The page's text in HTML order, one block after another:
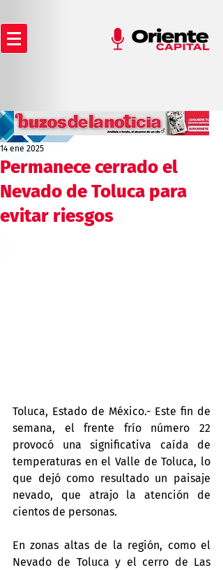
Permanece cerrado el
Nevado de Toluca para
evitar riesgos
14 ene 2025
Toluca, Estado de México.- Este fin de
semana, el frente frío número 22
provocó una significativa caída de
temperaturas en el Valle de Toluca, lo
que dejó como resultado un paisaje
nevado, que atrajo la atención de
cientos de personas.
En zonas altas de la región, como el
Nevado de Toluca y el cerro de Las